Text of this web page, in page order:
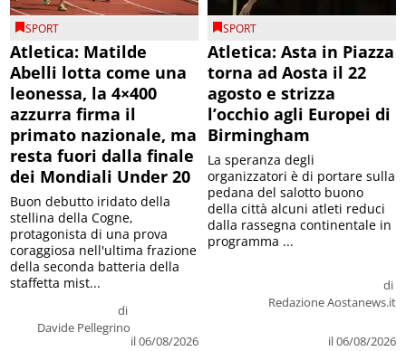
SPORT
Atletica: Matilde
Abelli lotta come una
leonessa, la 4×400
azzurra firma il
primato nazionale, ma
resta fuori dalla finale
dei Mondiali Under 20
di
Davide Pellegrino
il 06/08/2026
Buon debutto iridato della
stellina della Cogne,
protagonista di una prova
coraggiosa nell'ultima frazione
della seconda batteria della
staffetta mist...
SPORT
Atletica: Asta in Piazza
torna ad Aosta il 22
agosto e strizza
l’occhio agli Europei di
Birmingham
di
Redazione Aostanews.it
il 06/08/2026
La speranza degli
organizzatori è di portare sulla
pedana del salotto buono
della città alcuni atleti reduci
dalla rassegna continentale in
programma ...